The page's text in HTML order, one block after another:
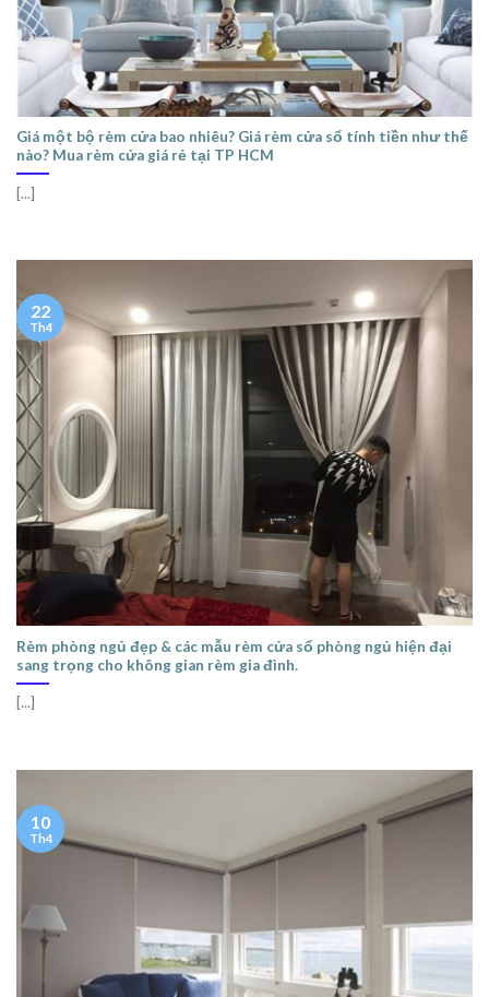
Giá một bộ rèm cửa bao nhiêu? Giá rèm cửa sổ tính tiền như thế
nào? Mua rèm cửa giá rẻ tại TP HCM
[...]
Rèm phòng ngủ đẹp & các mẫu rèm cửa sổ phòng ngủ hiện đại
sang trọng cho không gian rèm gia đình.
[...]
22
Th4
10
Th4